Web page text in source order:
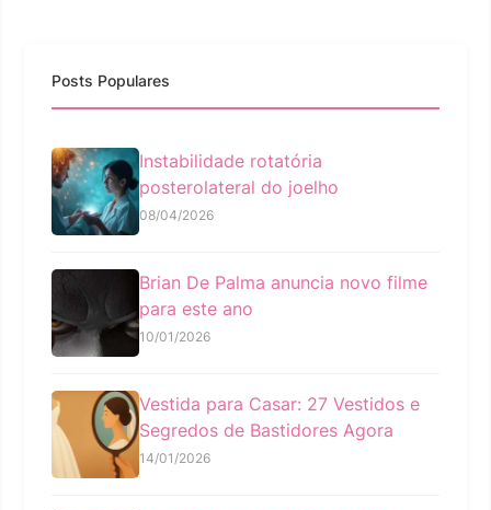
Posts Populares
Instabilidade rotatória
posterolateral do joelho
08/04/2026
Brian De Palma anuncia novo filme
para este ano
10/01/2026
Vestida para Casar: 27 Vestidos e
Segredos de Bastidores Agora
14/01/2026